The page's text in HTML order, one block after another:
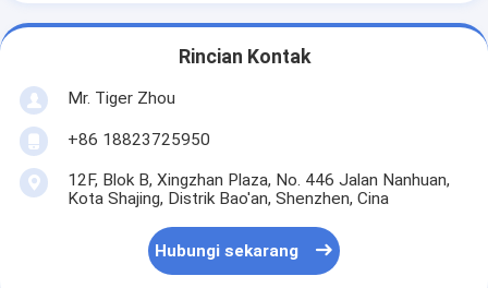
Rincian Kontak
Mr. Tiger Zhou
+86 18823725950
12F, Blok B, Xingzhan Plaza, No. 446 Jalan Nanhuan,
Kota Shajing, Distrik Bao'an, Shenzhen, Cina
Hubungi sekarang